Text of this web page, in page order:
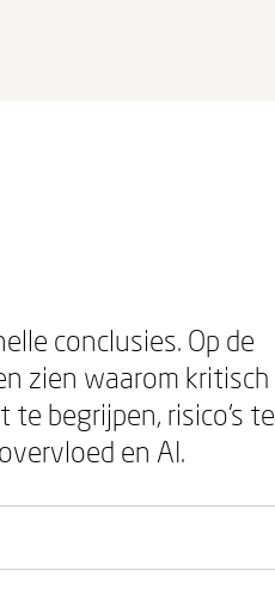
conclusies. Op de
zien waarom kritisch
begrijpen, risico’s te
en AI.